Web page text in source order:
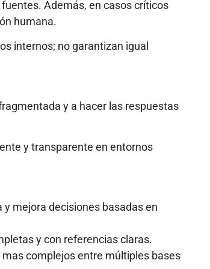
Además, en casos críticos
humana.
internos; no garantizan igual
y a hacer las respuestas
y transparente en entornos
mejora decisiones basadas en
y con referencias claras.
complejos entre múltiples bases